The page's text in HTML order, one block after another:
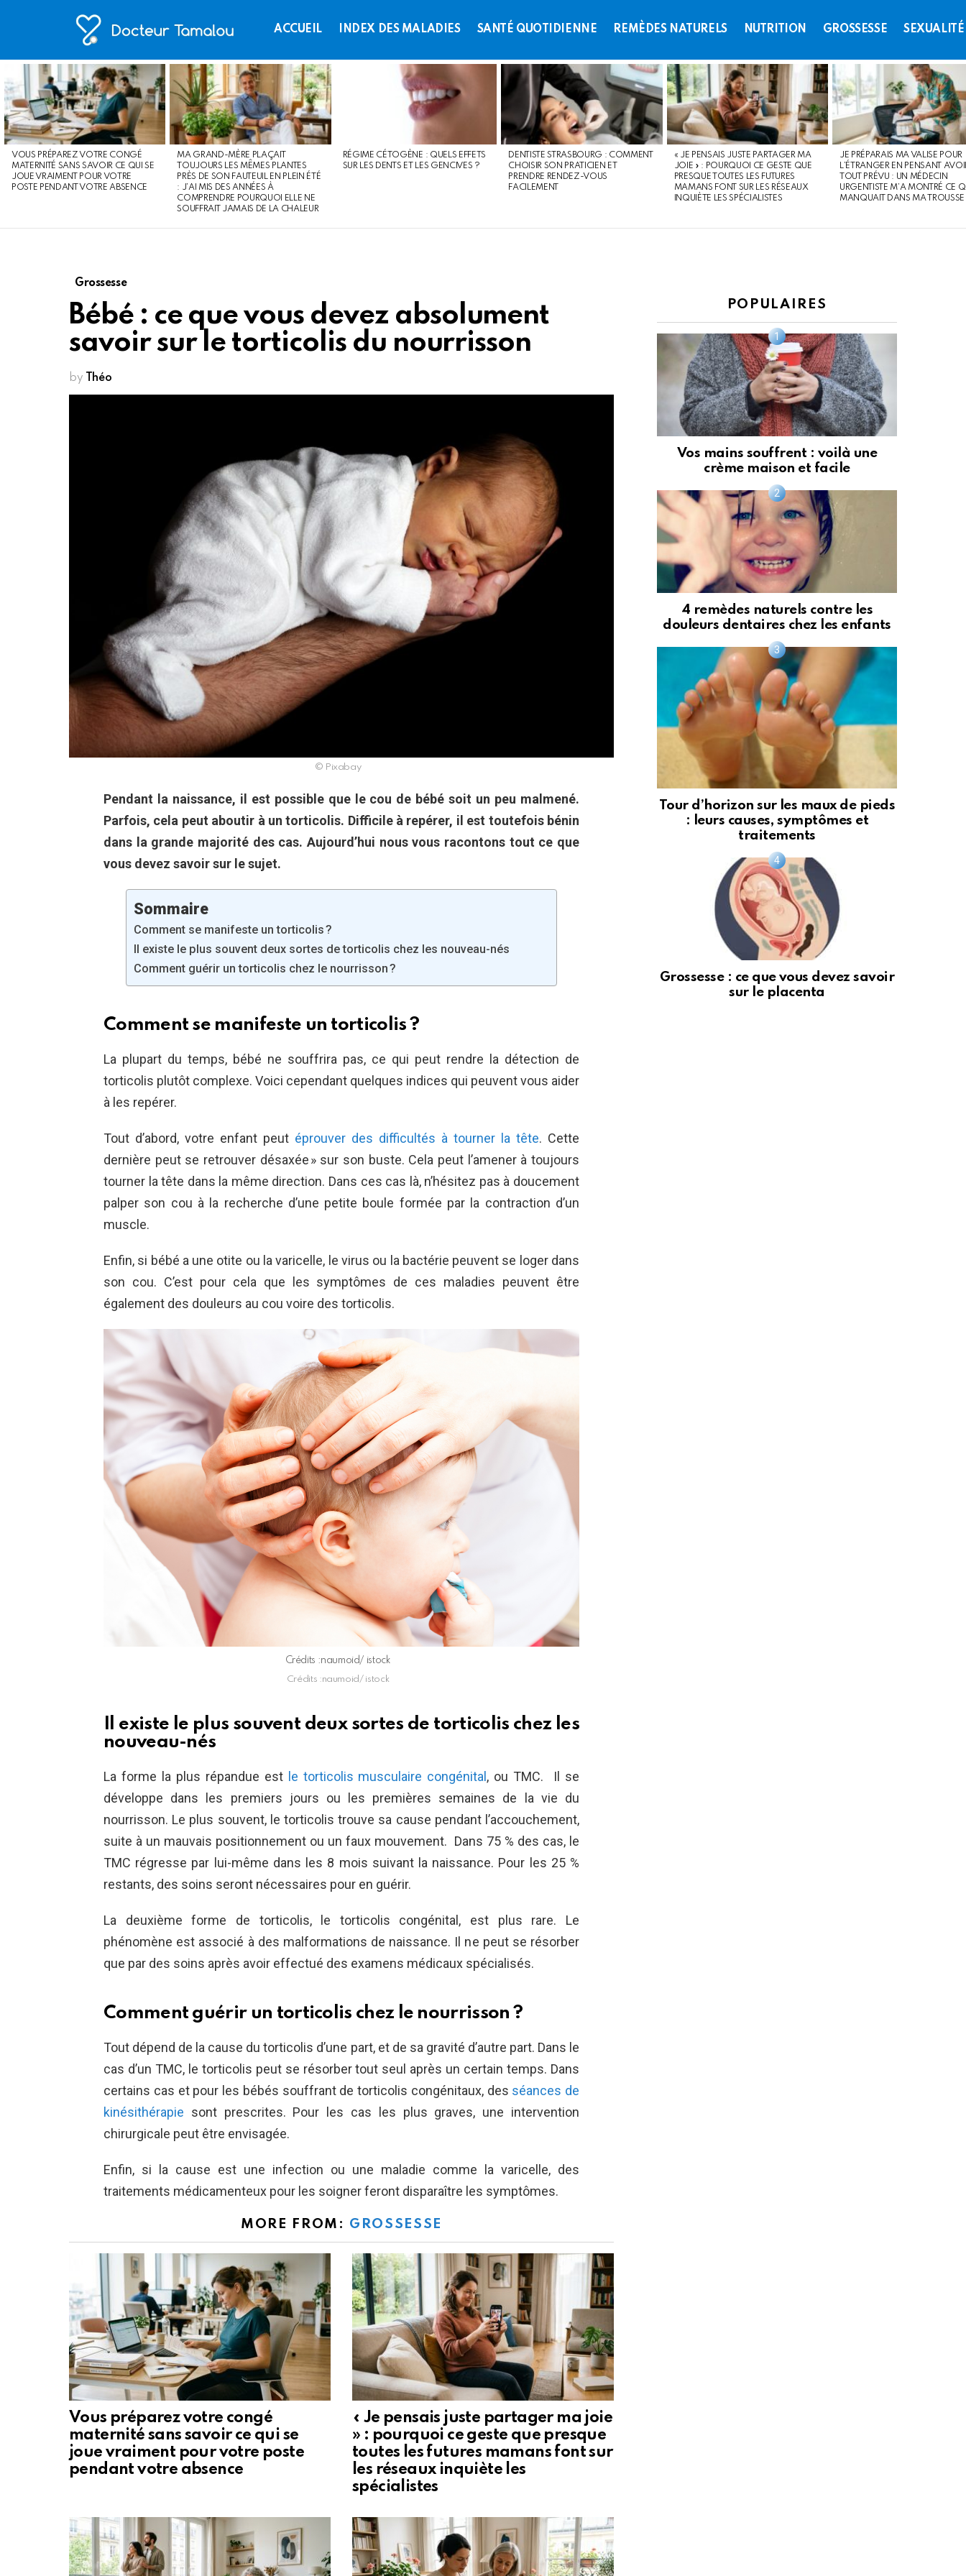
ACCUEIL INDEX DES MALADIES SANTÉ QUOTIDIENNE REMÈDES NATURELS NUTRITION GROSSESSE SEXUALITÉ
STORIES
VOUS PRÉPAREZ VOTRE CONGÉ
MATERNITÉ SANS SAVOIR CE QUI SE
JOUE VRAIMENT POUR VOTRE
POSTE PENDANT VOTRE ABSENCE
MA GRAND-MÈRE PLAÇAIT
TOUJOURS LES MÊMES PLANTES
PRÈS DE SON FAUTEUIL EN PLEIN ÉTÉ
: J’AI MIS DES ANNÉES À
COMPRENDRE POURQUOI ELLE NE
SOUFFRAIT JAMAIS DE LA CHALEUR
RÉGIME CÉTOGÈNE : QUELS EFFETS
SUR LES DENTS ET LES GENCIVES ?
DENTISTE STRASBOURG : COMMENT
CHOISIR SON PRATICIEN ET
PRENDRE RENDEZ-VOUS
FACILEMENT
« JE PENSAIS JUSTE PARTAGER MA
JOIE » : POURQUOI CE GESTE QUE
PRESQUE TOUTES LES FUTURES
MAMANS FONT SUR LES RÉSEAUX
INQUIÈTE LES SPÉCIALISTES
JE PRÉPARAIS MA VALISE POUR
L’ÉTRANGER EN PENSANT
TOUT PRÉVU : UN MÉDECIN
URGENTISTE M’A MONTRÉ CE
MANQUAIT DANS MA TROUSSE
Grossesse
Bébé : ce que vous devez absolument
savoir sur le torticolis du nourrisson
by Théo
© Pixabay
Pendant la naissance, il est possible que le cou de bébé soit un peu malmené.
Parfois, cela peut aboutir à un torticolis. Difficile à repérer, il est toutefois bénin
dans la grande majorité des cas. Aujourd’hui nous vous racontons tout ce que
vous devez savoir sur le sujet.
Sommaire
Comment se manifeste un torticolis ?
Il existe le plus souvent deux sortes de torticolis chez les nouveau-nés
Comment guérir un torticolis chez le nourrisson ?
Comment se manifeste un torticolis ?
La plupart du temps, bébé ne souffrira pas, ce qui peut rendre la détection de
torticolis plutôt complexe. Voici cependant quelques indices qui peuvent vous aider
à les repérer.
Tout d’abord, votre enfant peut éprouver des difficultés à tourner la tête. Cette
dernière peut se retrouver désaxée » sur son buste. Cela peut l’amener à toujours
tourner la tête dans la même direction. Dans ces cas là, n’hésitez pas à doucement
palper son cou à la recherche d’une petite boule formée par la contraction d’un
muscle.
Enfin, si bébé a une otite ou la varicelle, le virus ou la bactérie peuvent se loger dans
son cou. C’est pour cela que les symptômes de ces maladies peuvent être
également des douleurs au cou voire des torticolis.
Crédits :naumoid/ istock
Crédits :naumoid/ istock
Il existe le plus souvent deux sortes de torticolis chez les
nouveau-nés
La forme la plus répandue estle torticolis musculaire congénital , ou TMC. Il se
développe dans les premiers jours ou les premières semaines de la vie du
nourrisson. Le plus souvent, le torticolis trouve sa cause pendant l’accouchement,
suite à un mauvais positionnement ou un faux mouvement. Dans 75 % des cas, le
TMC régresse par lui-même dans les 8 mois suivant la naissance. Pour les 25 %
restants, des soins seront nécessaires pour en guérir.
La deuxième forme de torticolis, le torticolis congénital, est plus rare. Le
phénomène est associé à des malformations de naissance. Il ne peut se résorber
que par des soins après avoir effectué des examens médicaux spécialisés.
Comment guérir un torticolis chez le nourrisson ?
Tout dépend de la cause du torticolis d’une part, et de sa gravité d’autre part. Dans le
cas d’un TMC, le torticolis peut se résorber tout seul après un certain temps. Dans
certains cas et pour les bébés souffrant de torticolis congénitaux, des séances de
kinésithérapie sont prescrites. Pour les cas les plus graves, une intervention
chirurgicale peut être envisagée.
Enfin, si la cause est une infection ou une maladie comme la varicelle, des
traitements médicamenteux pour les soigner feront disparaître les symptômes.
MORE FROM: GROSSESSE
Vous préparez votre congé
maternité sans savoir ce qui se
joue vraiment pour votre poste
pendant votre absence
« Je pensais juste partager ma joie
» : pourquoi ce geste que presque
toutes les futures mamans font sur
les réseaux inquiète les
spécialistes
POPULAIRES
Vos mains souffrent : voilà une
crème maison et facile
4 remèdes naturels contre les
douleurs dentaires chez les enfants
Tour d’horizon sur les maux de pieds
: leurs causes, symptômes et
traitements
Grossesse : ce que vous devez savoir
sur le placenta